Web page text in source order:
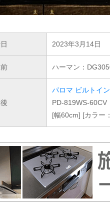
2023年3月14日
ハーマン：
パロマ ビルトイ
PD-819WS-60CV
[幅60cm] [カラー